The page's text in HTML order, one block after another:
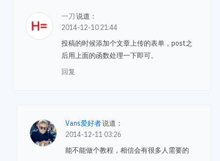
一刀说道：
2014-12-10 21:44
投稿的时候添加个文章上传的表单，post之
后用上面的函数处理一下即可。
回复
Vans爱好者说道：
2014-12-11 03:26
能不能做个教程，相信会有很多人需要的